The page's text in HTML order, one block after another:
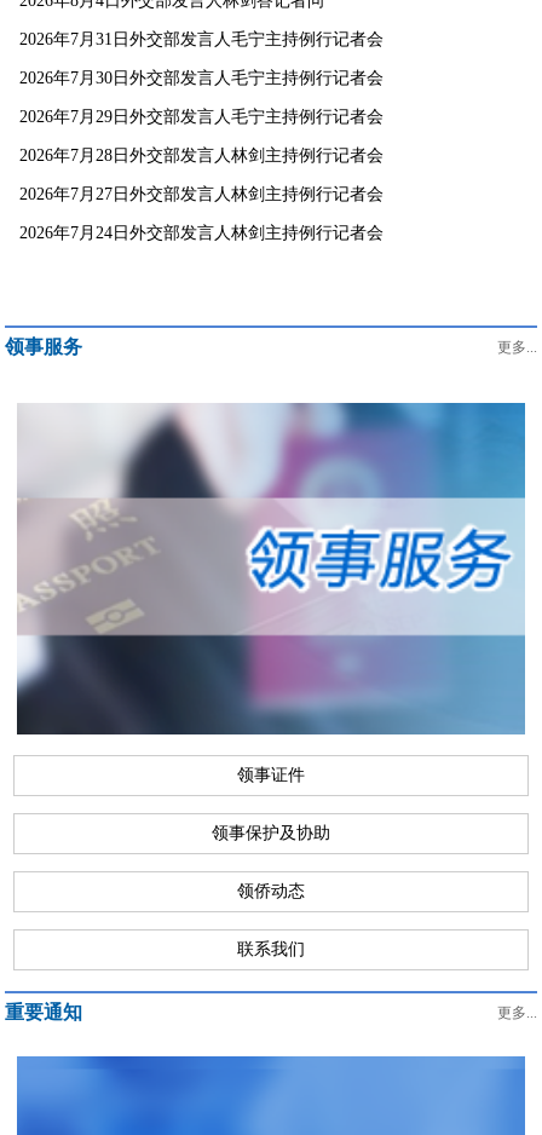
2026年7月31日外交部发言人毛宁主持例行记者会
2026年7月30日外交部发言人毛宁主持例行记者会
2026年7月29日外交部发言人毛宁主持例行记者会
2026年7月28日外交部发言人林剑主持例行记者会
2026年7月27日外交部发言人林剑主持例行记者会
2026年7月24日外交部发言人林剑主持例行记者会
领事服务 更多...
领事证件
领事保护及协助
领侨动态
联系我们
重要通知 更多...